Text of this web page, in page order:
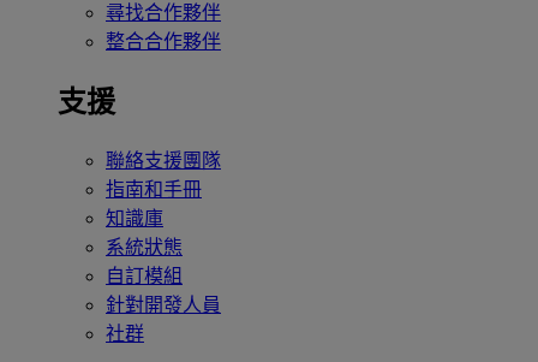
尋找合作夥伴
整合合作夥伴
支援
聯絡支援團隊
指南和手冊
知識庫
系統狀態
自訂模組
針對開發人員
社群